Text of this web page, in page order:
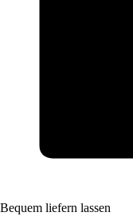
Bequem liefern lassen